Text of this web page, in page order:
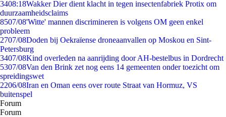
3408:18Wakker Dier dient klacht in tegen insectenfabriek Protix om
duurzaamheidsclaims
8507/08'Witte' mannen discrimineren is volgens OM geen enkel
probleem
2707/08Doden bij Oekraïense droneaanvallen op Moskou en Sint-
Petersburg
3407/08Kind overleden na aanrijding door AH-bestelbus in Dordrecht
5307/08Van den Brink zet nog eens 14 gemeenten onder toezicht om
spreidingswet
2206/08Iran en Oman eens over route Straat van Hormuz, VS
buitenspel
Forum
Forum